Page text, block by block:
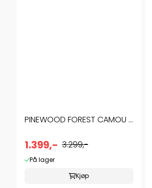
PINEWOOD FOREST CAMOU ...
1.399,- 3.299,-
På lager
Kjøp